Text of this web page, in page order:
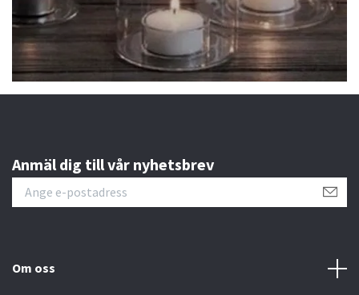
Anmäl dig till vår nyhetsbrev
Om oss